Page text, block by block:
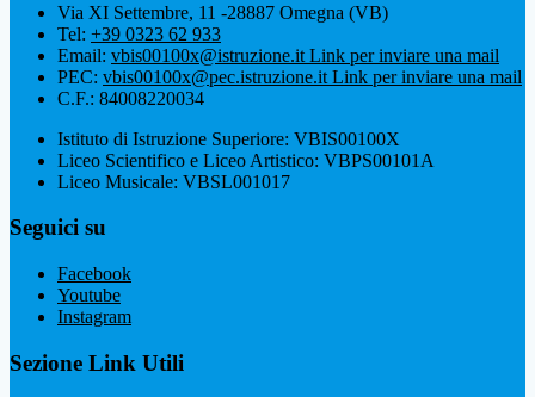
Via XI Settembre, 11 -28887 Omegna (VB)
Tel: +39 0323 62 933
Email: vbis00100x@istruzione.it Link per inviare una mail
PEC: vbis00100x@pec.istruzione.it Link per inviare una mail
C.F.: 84008220034
Istituto di Istruzione Superiore: VBIS00100X
Liceo Scientifico e Liceo Artistico: VBPS00101A
Liceo Musicale: VBSL001017
Seguici su
Facebook
Youtube
Instagram
Sezione Link Utili